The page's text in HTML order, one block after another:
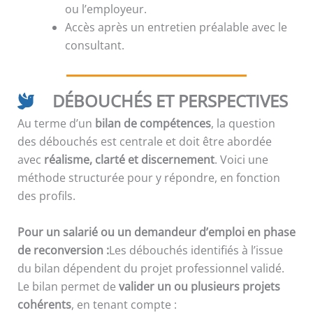
ou l’employeur.
Accès après un entretien préalable avec le
consultant.
DÉBOUCHÉS ET PERSPECTIVES
Au terme d’un bilan de compétences, la question
des débouchés est centrale et doit être abordée
avec réalisme, clarté et discernement. Voici une
méthode structurée pour y répondre, en fonction
des profils.
Pour un salarié ou un demandeur d’emploi en phase
de reconversion :Les débouchés identifiés à l’issue
du bilan dépendent du projet professionnel validé.
Le bilan permet de valider un ou plusieurs projets
cohérents, en tenant compte :